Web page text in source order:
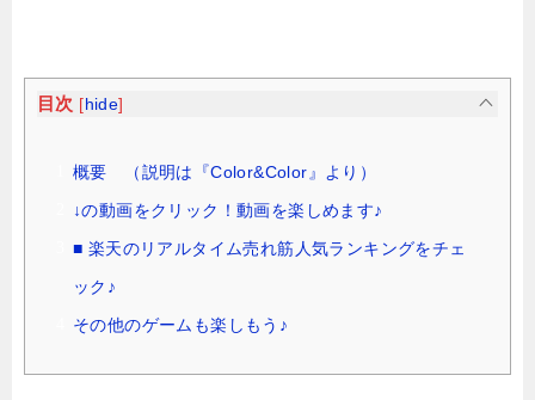
目次 [ hide]
概要 （説明は『Color&Color』より）
↓の動画をクリック！動画を楽しめます♪
■ 楽天のリアルタイム売れ筋人気ランキングをチェ
ック♪
その他のゲームも楽しもう♪